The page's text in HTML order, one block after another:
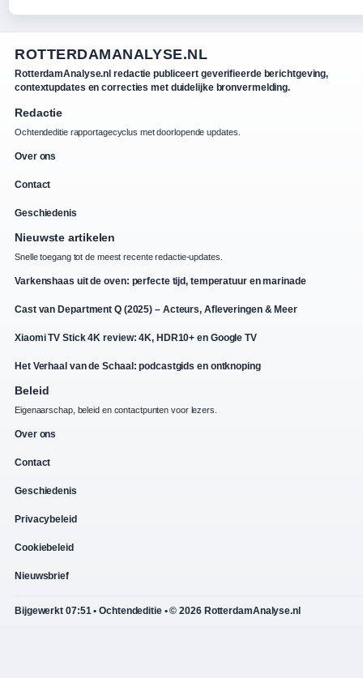
ROTTERDAMANALYSE.NL
RotterdamAnalyse.nl redactie publiceert geverifieerde berichtgeving,
contextupdates en correcties met duidelijke bronvermelding.
Redactie
Ochtendeditie rapportagecyclus met doorlopende updates.
Over ons
Contact
Geschiedenis
Nieuwste artikelen
Snelle toegang tot de meest recente redactie-updates.
Varkenshaas uit de oven: perfecte tijd, temperatuur en marinade
Cast van Department Q (2025) – Acteurs, Afleveringen & Meer
Xiaomi TV Stick 4K review: 4K, HDR10+ en Google TV
Het Verhaal van de Schaal: podcastgids en ontknoping
Beleid
Eigenaarschap, beleid en contactpunten voor lezers.
Over ons
Contact
Geschiedenis
Privacybeleid
Cookiebeleid
Nieuwsbrief
Bijgewerkt 07:51 • Ochtendeditie • © 2026 RotterdamAnalyse.nl